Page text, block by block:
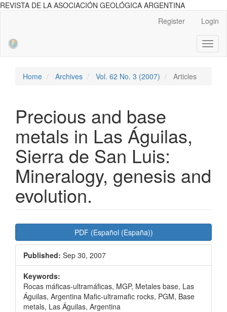
REVISTA DE LA ASOCIACIÓN GEOLÓGICA ARGENTINA
Sidebar
Register Login
Home Archives Vol. 62 No. 3 (2007) Articles
Precious and base
metals in Las Águilas,
Sierra de San Luis:
Mineralogy, genesis and
evolution.
Article
Sidebar
PDF (Español (España))
Published: Sep 30, 2007
Keywords:
Rocas máficas-ultramáficas, MGP, Metales base, Las
Águilas, Argentina Mafic-ultramafic rocks, PGM, Base
metals, Las Águilas, Argentina